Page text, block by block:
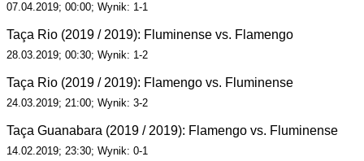
07.04.2019; 00:00; Wynik: 1-1
Taça Rio (2019 / 2019): Fluminense vs. Flamengo
28.03.2019; 00:30; Wynik: 1-2
Taça Rio (2019 / 2019): Flamengo vs. Fluminense
24.03.2019; 21:00; Wynik: 3-2
Taça Guanabara (2019 / 2019): Flamengo vs. Fluminense
14.02.2019; 23:30; Wynik: 0-1